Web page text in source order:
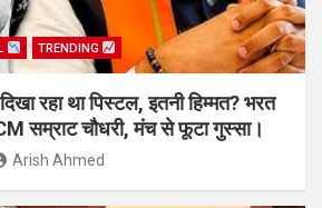
TRENDING
रहा था पिस्टल, इतनी हिम्मत? भरत
सम्राट चौधरी, मंच से फूटा गुस्सा।
Arish Ahmed